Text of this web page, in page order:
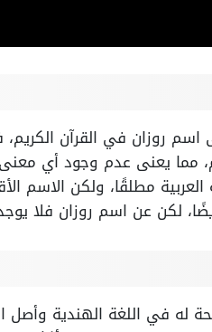
روزان في القرآن
مما يعنى عدم وجود أي معنى
مطلقًا، ولكن الاسم
أيضًا، لكن عن اسم روزان
في اللغة الهندية وأصل